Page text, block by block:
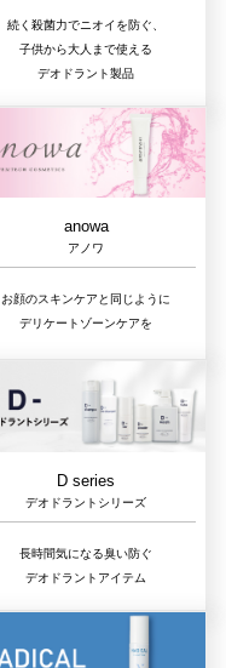
続く殺菌力でニオイを防ぐ、
子供から大人まで使える
デオドラント製品
anowa
アノワ
お顔のスキンケアと同じように
デリケートゾーンケアを
D series
デオドラントシリーズ
長時間気になる臭い防ぐ
デオドラントアイテム